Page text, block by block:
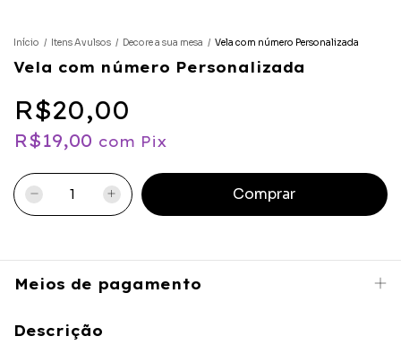
Início / Itens Avulsos / Decore a sua mesa / Vela com número Personalizada
Vela com número Personalizada
R$20,00
R$19,00 com Pix
Meios de pagamento
Descrição